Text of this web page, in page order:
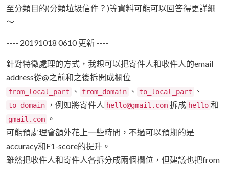
至分類目的(分類垃圾信件？)等資料可能可以回答得更詳細
～
---- 20191018 0610 更新 ----
針對特徵處理的方式，我想可以把寄件人和收件人的email
address從@之前和之後拆開成欄位
from_local_part 、 from_domain 、 to_local_part 、
to_domain ，例如將寄件人 hello@gmail.com 拆成 hello 和
gmail.com 。
可能預處理會額外花上一些時間，不過可以預期的是
accuracy和F1-score的提升。
雖然把收件人和寄件人各拆分成兩個欄位，但建議也把from